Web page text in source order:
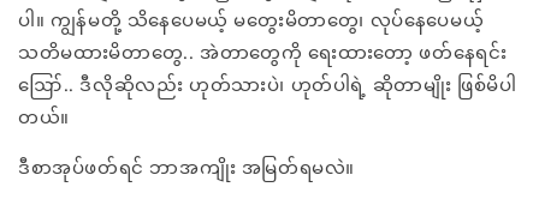
ပါ။ ကျွန်မတို့ သိနေပေမယ့် မတွေးမိတာတွေ၊ လုပ်နေပေမယ့်
သတိမထားမိတာတွေ.. အဲတာတွေကို ရေးထားတော့ ဖတ်နေရင်း
ဪ.. ဒီလိုဆိုလည်း ဟုတ်သားပဲ၊ ဟုတ်ပါရဲ့ ဆိုတာမျိုး ဖြစ်မိပါ
တယ်။
ဒီစာအုပ်ဖတ်ရင် ဘာအကျိုး အမြတ်ရမလဲ။